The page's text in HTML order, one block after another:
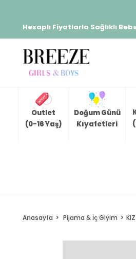
Hesaplı Fiyatlarla Sağlıklı
Outlet
(0-16 Yaş)
Doğum Günü
Kıyafetleri
Anasayfa Pijama & İç Giyim KIZ